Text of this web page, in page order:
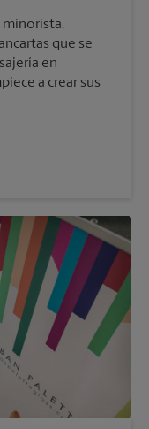
minorista,
que se
en
a crear sus